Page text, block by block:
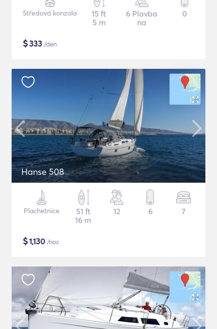
Středová konzola
15 ft
5 m
6 Plavba
na
0
$333 /den
Hanse 508
Plachetnice
51 ft
16 m
12 6 7
$1,130 /noc